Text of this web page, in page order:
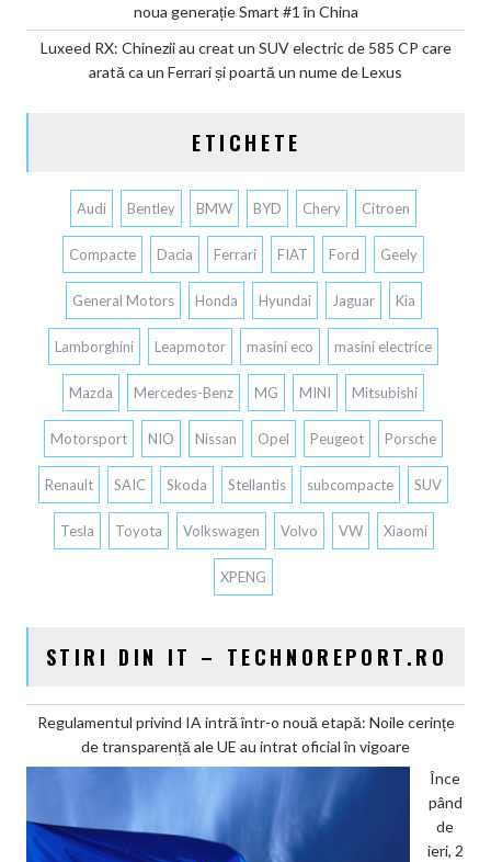
noua generație Smart #1 în China
Luxeed RX: Chinezii au creat un SUV electric de 585 CP care
arată ca un Ferrari și poartă un nume de Lexus
ETICHETE
Audi Bentley BMW BYD Chery Citroen
Compacte Dacia Ferrari FIAT Ford Geely
General Motors Honda Hyundai Jaguar Kia
Lamborghini Leapmotor masini eco masini electrice
Mazda Mercedes-Benz MG MINI Mitsubishi
Motorsport NIO Nissan Opel Peugeot Porsche
Renault SAIC Skoda Stellantis subcompacte SUV
Tesla Toyota Volkswagen Volvo VW Xiaomi
XPENG
STIRI DIN IT – TECHNOREPORT.RO
Regulamentul privind IA intră într-o nouă etapă: Noile cerințe
de transparență ale UE au intrat oficial în vigoare
Înce
pând
de
ieri, 2